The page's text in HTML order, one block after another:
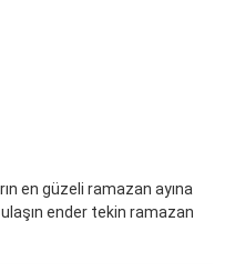
en güzeli ramazan ayına
ender tekin ramazan